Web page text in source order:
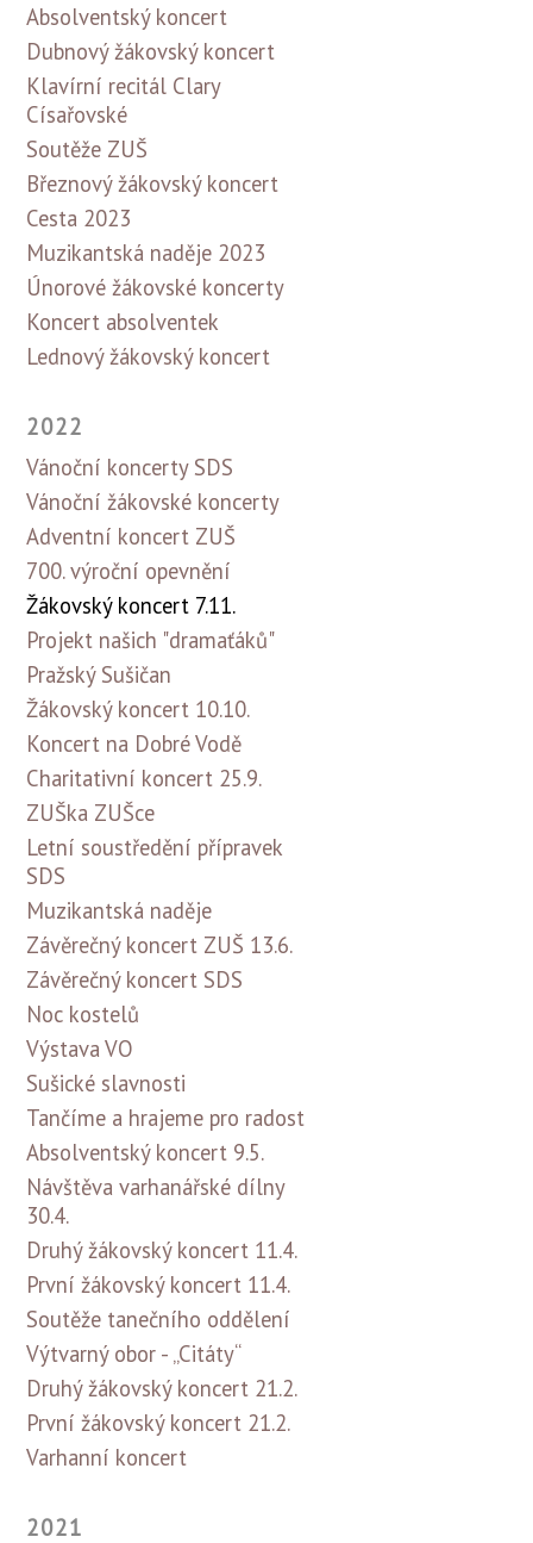
Absolventský koncert
Dubnový žákovský koncert
Klavírní recitál Clary
Císařovské
Soutěže ZUŠ
Březnový žákovský koncert
Cesta 2023
Muzikantská naděje 2023
Únorové žákovské koncerty
Koncert absolventek
Lednový žákovský koncert
2022
Vánoční koncerty SDS
Vánoční žákovské koncerty
Adventní koncert ZUŠ
700. výroční opevnění
Žákovský koncert 7.11.
Projekt našich "dramaťáků"
Pražský Sušičan
Žákovský koncert 10.10.
Koncert na Dobré Vodě
Charitativní koncert 25.9.
ZUŠka ZUŠce
Letní soustředění přípravek
SDS
Muzikantská naděje
Závěrečný koncert ZUŠ 13.6.
Závěrečný koncert SDS
Noc kostelů
Výstava VO
Sušické slavnosti
Tančíme a hrajeme pro radost
Absolventský koncert 9.5.
Návštěva varhanářské dílny
30.4.
Druhý žákovský koncert 11.4.
První žákovský koncert 11.4.
Soutěže tanečního oddělení
Výtvarný obor - „Citáty“
Druhý žákovský koncert 21.2.
První žákovský koncert 21.2.
Varhanní koncert
2021